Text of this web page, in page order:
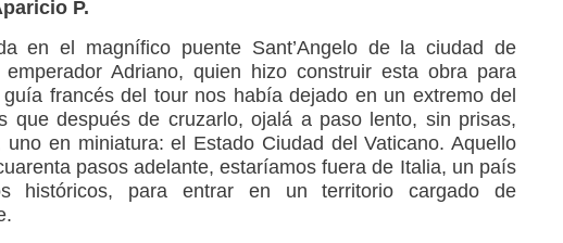
P.
en el magnífico puente Sant’Angelo de la ciudad de
Adriano, quien hizo construir esta obra para
francés del tour nos había dejado en un extremo del
que después de cruzarlo, ojalá a paso lento, sin prisas,
en miniatura: el Estado Ciudad del Vaticano. Aquello
pasos adelante, estaríamos fuera de Italia, un país
históricos, para entrar en un territorio cargado de